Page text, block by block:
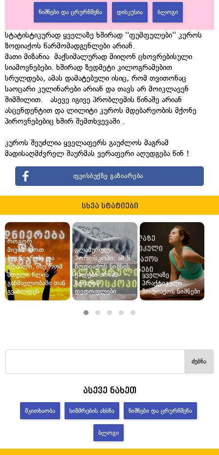
ᲜᲘᲨᲜᲔᲑᲘ ᲓᲐ ᲪᲠᲣᲠᲬᲛᲔᲜᲐ ᲓᲘᲡᲙᲣᲡᲘᲐ ᲑᲚᲝᲒᲘ
სტატისტიკურად ყველაზე ხშირად ''ფუმფულები'' კუროს
ზოდიაქოს წარმომადგენლები არიან.
მათი მიზანია მაქსიმალურად მიიღონ ცხოვრებისული
სიამოვნებები. ხშირად ზედმეტი კილოგრამებით
სრულდება, ამას დამატებული ისიც, რომ თვითონაც
საოცარი კულინარები არიან და თავს არ მოიკლავენ
შიმშილით. ასევე იგივე პრობლემის წინაშე არიან
ასცენდენტით და ლილიტი კუროს მდებარეობის მქონე
პიროვნებებიც ხშირ შემთხვევაში .
კუროს შეუძლია ყველაფერს გაუძლოს მაგრამ
მადისაღმძვრელ შაურმას ვერაფერი აღუდგება წინ !
ფეისბუქზე გაზიარება
სხვა სტატიები
როგორ
მივიზიდოთ
ბედნიერება და
იღბალი, ისე რომ
მთელი წლის
განმავლობაში თან
გვახლდეს
გლამურული
ჰოროსკოპი: ამ 5
ზოდიაქოს ნიშნის
ქალები არიან
სტილის
დედოფლები
ყველაზე
პრაქტიკული
ზოდიაქოს ნიშნები
ძებნა
ასევე ნახეთ
ᲛᲙᲘᲗᲮᲐᲝᲑᲐ ᲡᲘᲖᲛᲠᲔᲑᲘᲡ ᲐᲮᲡᲜᲐ ᲜᲘᲨᲜᲔᲑᲘ ᲓᲐ ᲪᲠᲣᲠᲬᲛᲔᲜᲐ
ᲑᲚᲝᲒᲘ